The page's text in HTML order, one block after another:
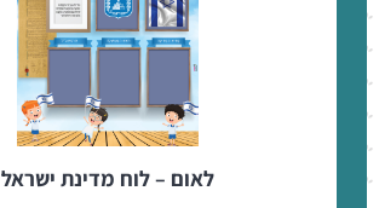
לאום – לוח מדינת ישראל